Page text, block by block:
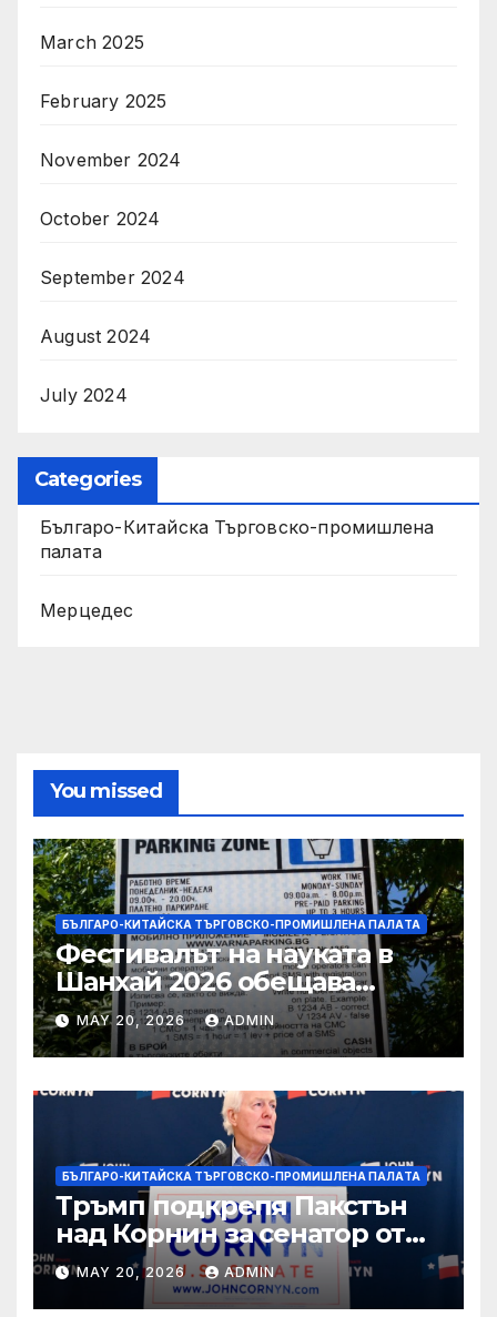
March 2025
February 2025
November 2024
October 2024
September 2024
August 2024
July 2024
Categories
Българо-Китайска Търговско-промишлена
палaта
Мерцедес
You missed
БЪЛГАРО-КИТАЙСКА ТЪРГОВСКО-ПРОМИШЛЕНА ПАЛAТА
Фестивалът на науката в
Шанхай 2026 обещава
вълнуващи научно-
технологични иновации
MAY 20, 2026 ADMIN
БЪЛГАРО-КИТАЙСКА ТЪРГОВСКО-ПРОМИШЛЕНА ПАЛAТА
Тръмп подкрепя Пакстън
над Корнин за сенатор от
Тексас в шокираща
подкрепа
MAY 20, 2026 ADMIN